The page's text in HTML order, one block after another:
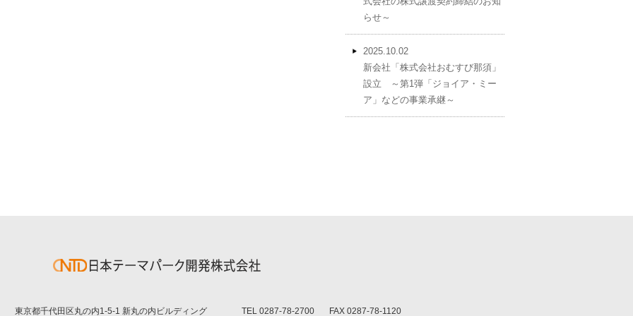
らせ～
2025.10.02
新会社「株式会社おむすび那須」
設立 ～第1弾「ジョイア・ミー
ア」などの事業承継～
東京都千代田区丸の内1-5-1 新丸の内ビルディング TEL 0287-78-2700 FAX 0287-78-1120